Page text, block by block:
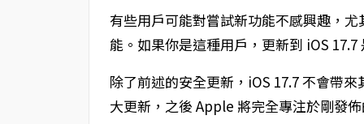
有些用戶可能對嘗試新功能不感興趣，
能。如果你是這種用戶，更新到 iOS 17.7
除了前述的安全更新，iOS 17.7 不會帶
大更新，之後 Apple 將完全專注於剛發